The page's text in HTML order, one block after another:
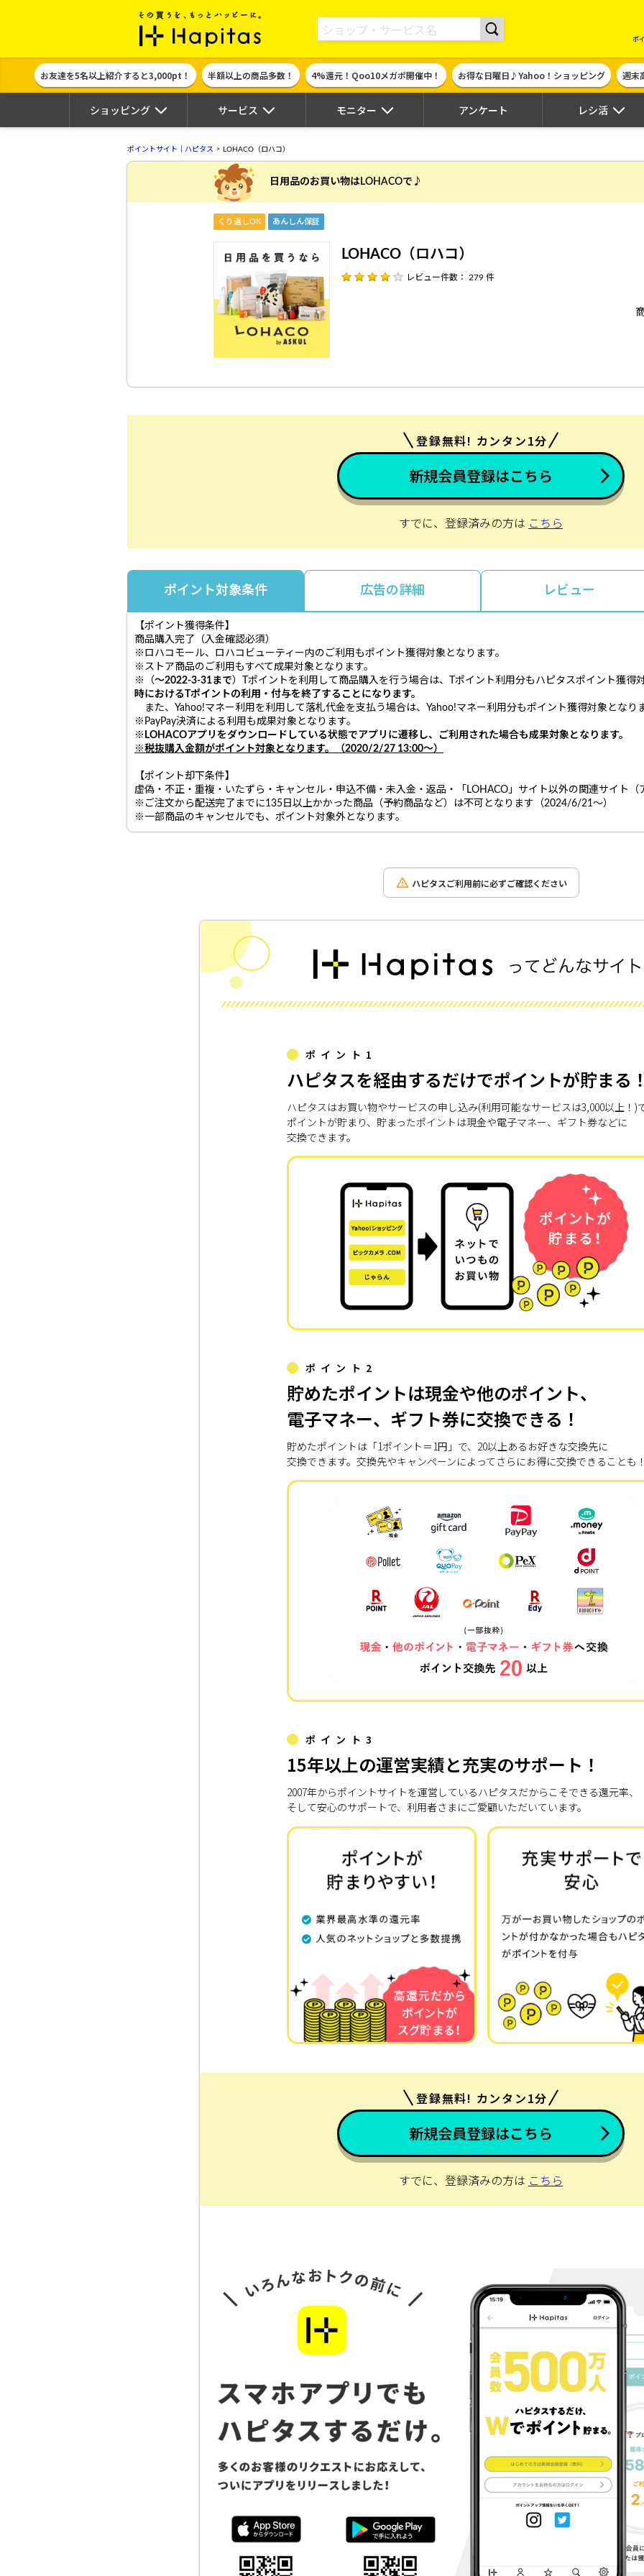
ポイント貯めて現金やギフト券に交換できるポイントサイト | ハピタス
ポ
お友達を5名以上紹介すると3,000pt！ 半額以上の商品多数！ 4%還元！Qoo10メガポ開催中！ お得な日曜日♪Yahoo！ショッピング 週末
ショッピング サービス モニター アンケート レシ活
ポイントサイト｜ハピタス LOHACO（ロハコ）
日用品のお買い物はLOHACOで♪
くり返しOK あんしん保証
LOHACO（ロハコ）
レビュー件数： 279 件
登録無料! カンタン1分
新規会員登録はこちら
すでに、登録済みの方は こちら
ポイント対象条件 広告の詳細 レビュー
【ポイント獲得条件】
商品購入完了（入金確認必須）
※ロハコモール、ロハコビューティー内のご利用もポイント獲得対象となります。
※ストア商品のご利用もすべて成果対象となります。
※（～2022-3-31まで）Tポイントを利用して商品購入を行う場合は、Tポイント利用分もハピタスポイント獲得
時におけるTポイントの利用・ 付与を終了することになります。
また、Yahoo!マネー利用を利用して落札代金を支払う場合は、Yahoo!マネー利用分もポイント獲得対象となり
※PayPay決済による利用も成果対象となります。
※LOHACOアプリをダウンロードしている状態でアプリに遷移し、ご利用された場合も成果対象となります。
※税抜購入金額がポイント対象となります。（2020/2/27 13:00～）
【ポイント却下条件】
虚偽・不正・重複・いたずら・キャンセル・申込不備・未入金・返品・「LOHACO」サイト以外の関連サイト
※ご注文から配送完了までに135日以上かかった商品（予約商品など）は不可となります（2024/6/21～）
※一部商品のキャンセルでも、ポイント対象外となります。
ハピタスご利用前に必ずご確認ください
ポイント1
ハピタスを経由するだけでポイントが貯まる
ハピタスはお買い物やサービスの申し込み(利用可能なサービスは3,000以上！)
ポイントが貯まり、貯まったポイントは現金や電子マネー、ギフト券などに
交換できます。
ポイント2
貯めたポイントは現金や他のポイント、
電子マネー、ギフト券に交換できる！
貯めたポイントは「1ポイント＝1円」で、20以上あるお好きな交換先に
交換できます。交換先やキャンペーンによってさらにお得に交換できることも
ポイント3
15年以上の運営実績と充実のサポート！
2007年からポイントサイトを運営しているハピタスだからこそできる還元率、
そして安心のサポートで、利用者さまにご愛顧いただいています。
登録無料! カンタン1分
新規会員登録はこちら
すでに、登録済みの方は こちら